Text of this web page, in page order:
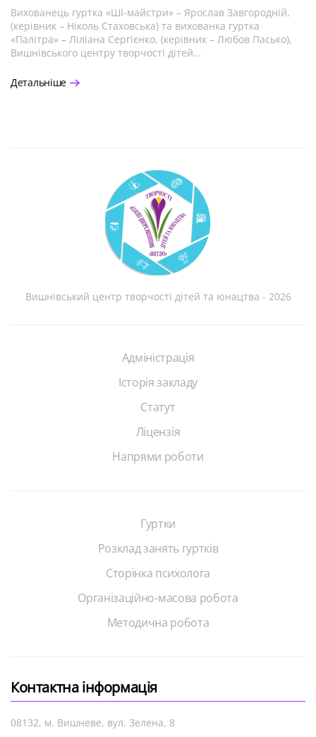
Вихованець гуртка «ШІ-майстри» – Ярослав Завгородній,
(керівник – Ніколь Стаховська) та вихованка гуртка
«Палітра» – Ліліана Сергієнко, (керівник – Любов Пасько),
Вишнівського центру творчості дітей…
Детальніше
Вишнівський центр творчості дітей та юнацтва - 2026
Адміністрація
Історія закладу
Статут
Ліцензія
Напрями роботи
Гуртки
Розклад занять гуртків
Сторінка психолога
Організаційно-масова робота
Методична робота
Контактна інформація
08132, м. Вишневе, вул. Зелена, 8